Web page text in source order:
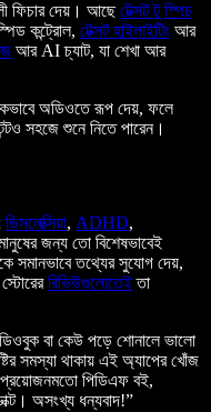
ফিচার দেয়। আছেটেক্সট টু স্পিচ
কন্ট্রোল, টেক্সট হাইলাইটিং আর
আর AI চ্যাট, যা শেখা আর
অডিওতে রূপ দেয়, ফলে
সহজে শুনে নিতে পারেন।
ডিসলেক্সিয়া, ADHD,
জন্য তো বিশেষভাবেই
সমানভাবে তথ্যের সুযোগ দেয়,
রিভিউগুলোতেইতা
বা কেউ পড়ে শোনালে ভালো
সমস্যা থাকায় এই অ্যাপের খোঁজ
পিডিএফ বই,
অসংখ্য ধন্যবাদ!”